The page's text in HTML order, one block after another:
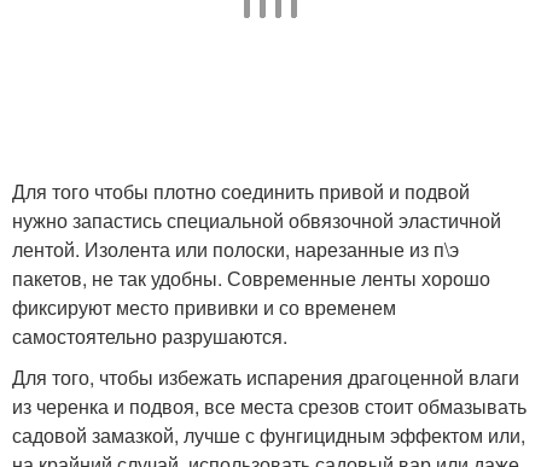
Для того чтобы плотно соединить привой и подвой
нужно запастись специальной обвязочной эластичной
лентой. Изолента или полоски, нарезанные из п\э
пакетов, не так удобны. Современные ленты хорошо
фиксируют место прививки и со временем
самостоятельно разрушаются.
Для того, чтобы избежать испарения драгоценной влаги
из черенка и подвоя, все места срезов стоит обмазывать
садовой замазкой, лучше с фунгицидным эффектом или,